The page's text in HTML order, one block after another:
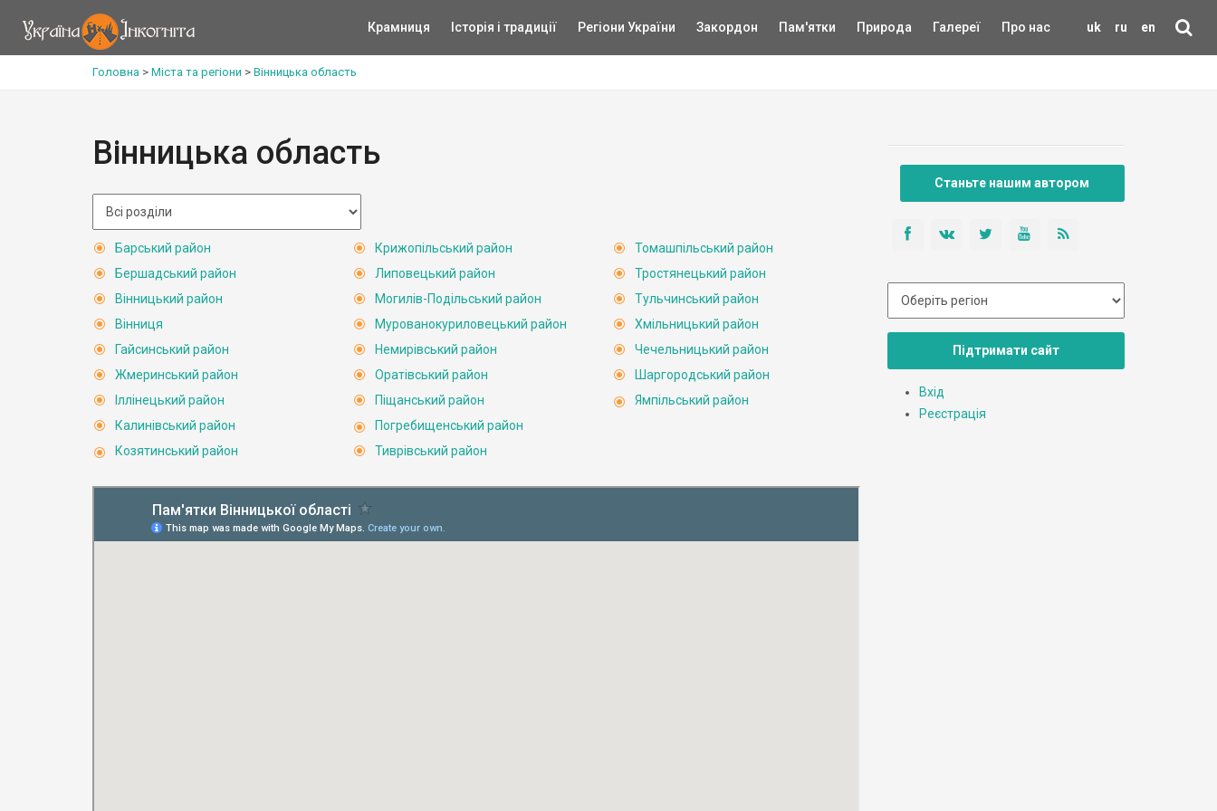
uk ru en
Крамниця Історія і традиції Регіони України Закордон Пам'ятки Природа Галереї Про нас
Головна > Міста та регіони > Вінницька область
Вінницька область
Барський район
Бершадський район
Вінницький район
Вінниця
Гайсинський район
Жмеринський район
Іллінецький район
Калинівський район
Козятинський район
Крижопільський район
Липовецький район
Могилів-Подільський район
Мурованокуриловецький район
Немирівський район
Оратівський район
Піщанський район
Погребищенський район
Тиврівський район
Томашпільський район
Тростянецький район
Тульчинський район
Хмільницький район
Чечельницький район
Шаргородський район
Ямпільський район
Станьте нашим автором
Підтримати сайт
Вхід
Реєстрація